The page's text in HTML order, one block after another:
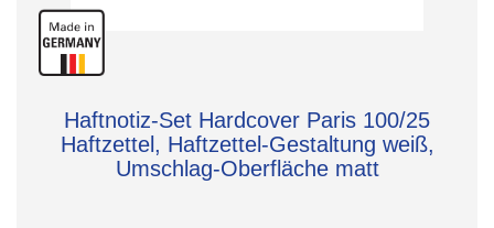
Haftnotiz-Set Hardcover Paris 100/25
Haftzettel, Haftzettel-Gestaltung weiß,
Umschlag-Oberfläche matt